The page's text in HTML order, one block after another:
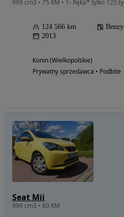
124 566 km
2013
Konin (Wielkopolskie)
Prywatny sprzedawca • Podbite
Seat Mii
999 cm3 • 60 KM